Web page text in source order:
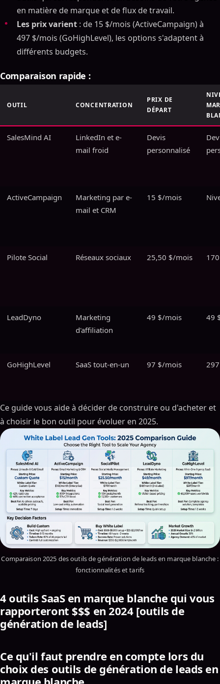
en matière de marque et de flux de travail.
Les prix varient : de 15 $/mois (ActiveCampaign) à
497 $/mois (GoHighLevel), les options s'adaptent à
différents budgets.
Comparaison rapide :
OUTIL CONCENTRATION
PRIX DE
DÉPART
SalesMind AI
LinkedIn et e-
mail froid
Devis
personnalisé
ActiveCampaign
Marketing par e-
mail et CRM
15 $/mois
Pilote Social Réseaux sociaux 25,50 $/mois
LeadDyno
Marketing
d'affiliation
49 $/mois 49
GoHighLevel SaaS tout-en-un 97 $/mois
Ce guide vous aide à décider de construire ou d'acheter et
à choisir le bon outil pour évoluer en 2025.
Comparaison 2025 des outils de génération de leads en marque blanche :
fonctionnalités et tarifs
4 outils SaaS en marque blanche qui vous
rapporteront $$$ en 2024 [outils de
génération de leads]
Ce qu'il faut prendre en compte lors du
choix des outils de génération de leads en